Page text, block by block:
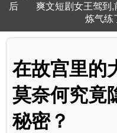
后
爽文短剧女王驾到
炼气练
在故宫里的
莫奈何究竟
秘密？